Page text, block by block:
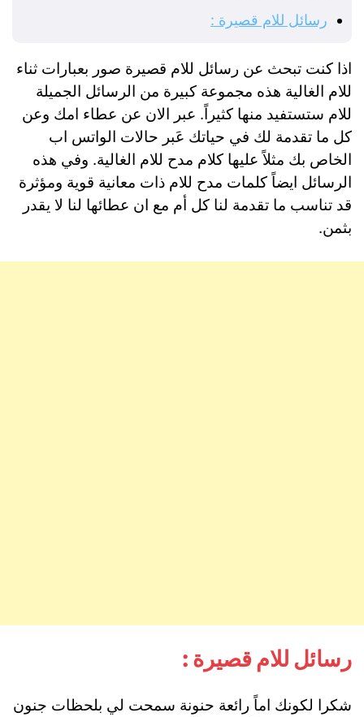
رسائل للام قصيرة :
اذا كنت تبحث عن رسائل للام قصيرة صور بعبارات ثناء
للام الغالية هذه مجموعة كبيرة من الرسائل الجميلة
للام ستستفيد منها كثيراً. عبر الان عن عطاء امك وعن
كل ما تقدمة لك في حياتك عَبر حالات الواتس اب
الخاص بك مثلاً عليها كلام مدح للام الغالية. وفي هذه
الرسائل ايضاً كلمات مدح للام ذات معانية قوية ومؤثرة
قد تناسب ما تقدمة لنا كل أم مع ان عطائها لنا لا يقدر
بثمن.
رسائل للام قصيرة :
شكرا لكونك اماً رائعة حنونة سمحت لي بلحظات جنون